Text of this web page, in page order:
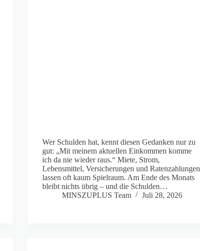
Wer Schulden hat, kennt diesen Gedanken nur zu
gut: „Mit meinem aktuellen Einkommen komme
ich da nie wieder raus.“ Miete, Strom,
Lebensmittel, Versicherungen und Ratenzahlungen
lassen oft kaum Spielraum. Am Ende des Monats
bleibt nichts übrig – und die Schulden…
MINSZUPLUS Team
Juli 28, 2026